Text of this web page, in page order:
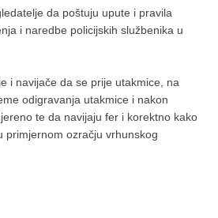
da poštuju upute i pravila
i naredbe policijskih službenika u
i navijače da se prije utakmice, na
odigravanja utakmice i nakon
te da navijaju fer i korektno kako
primjernom ozračju vrhunskog